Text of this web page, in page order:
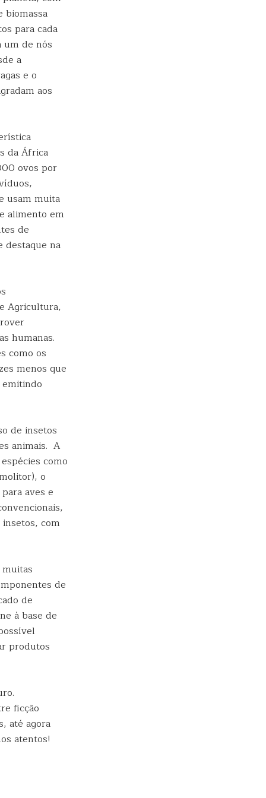
biomassa
para cada
um de nós
a
e o
aos
da África
ovos por
usam muita
alimento em
de
destaque na
Agricultura,
humanas.
como os
menos que
de insetos
animais. A
como
o
aves e
com
de
de
à base de
produtos
ficção
até agora
atentos!